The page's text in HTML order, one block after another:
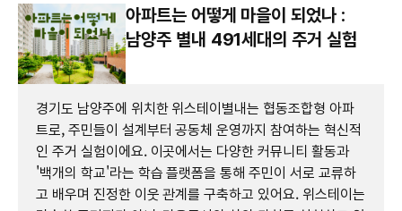
아파트는 어떻게 마을이 되었나 :
남양주 별내 491세대의 주거 실험
경기도 남양주에 위치한 위스테이별내는 협동조합형 아파
트로, 주민들이 설계부터 공동체 운영까지 참여하는 혁신적
인 주거 실험이에요. 이곳에서는 다양한 커뮤니티 활동과
'백개의 학교'라는 학습 플랫폼을 통해 주민이 서로 교류하
고 배우며 진정한 이웃 관계를 구축하고 있어요. 위스테이는